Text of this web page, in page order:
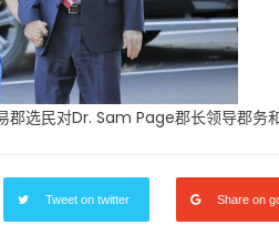
选民对Dr. Sam Page郡长领导郡务
Tweet on twitter Share on